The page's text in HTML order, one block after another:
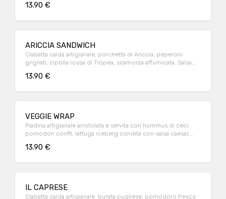
13.90 €
ARICCIA SANDWICH
Ciabatta calda artigianale, porchetta di Ariccia, peperoni
grigliati, cipolla rossa di Tropea, scamorza affumicata. Salsa
13.90 €
VEGGIE WRAP
Piadina artigianale arrotolata e servita con hummus di ceci,
pomodori confit, lattuga iceberg condita con salsa caesar,
13.90 €
IL CAPRESE
Ciabatta calda artigianale, burata pugliese, pomodoro fresco